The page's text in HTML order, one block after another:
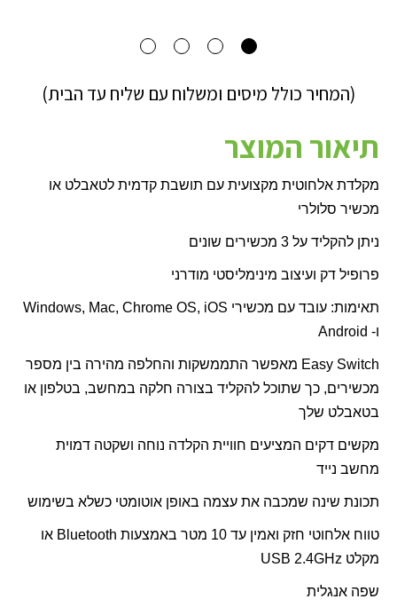
(המחיר כולל מיסים ומשלוח עם שליח עד הבית)
תיאור המוצר
מקלדת אלחוטית מקצועית עם תושבת קדמית לטאבלט או
מכשיר סלולרי
ניתן להקליד על 3 מכשירים שונים
פרופיל דק ועיצוב מינימליסטי מודרני
תאימות: עובד עם מכשירי Windows, Mac, Chrome OS, iOS
ו- Android
Easy Switch מאפשר התממשקות והחלפה מהירה בין מספר
מכשירים, כך שתוכל להקליד בצורה חלקה במחשב, בטלפון או
בטאבלט שלך
מקשים דקים המציעים חוויית הקלדה נוחה ושקטה דמוית
מחשב נייד
תכונת שינה שמכבה את עצמה באופן אוטומטי כשלא בשימוש
טווח אלחוטי חזק ואמין עד 10 מטר באמצעות Bluetooth או
מקלט GHz
2.4
USB
שפה אנגלית